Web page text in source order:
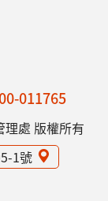
011765
處 版權所有
1號